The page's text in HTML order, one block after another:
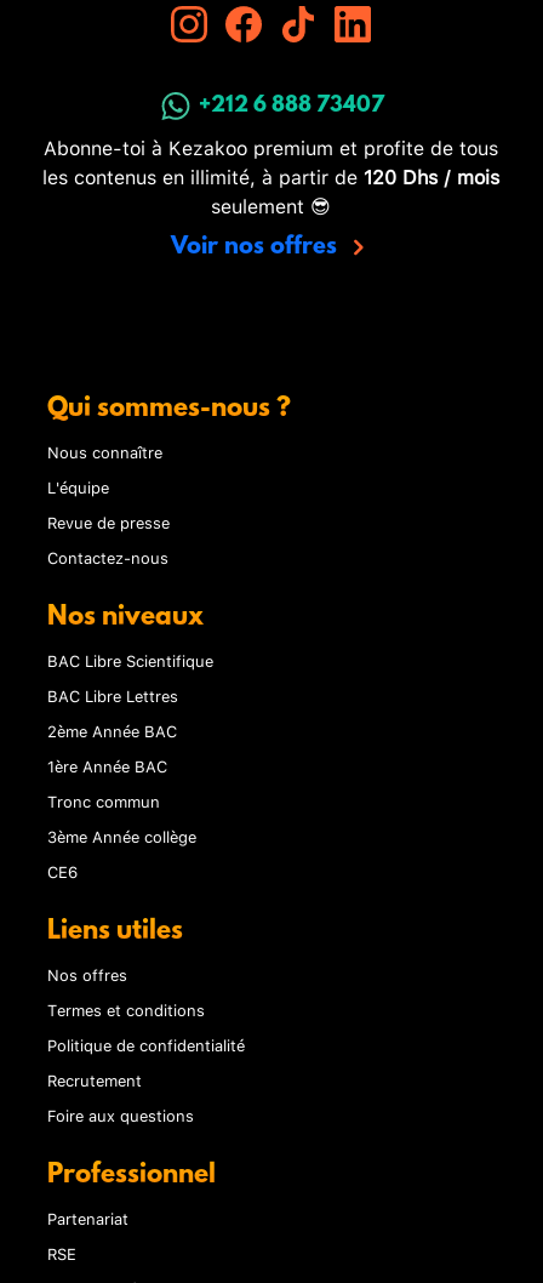
+212 6 888 73407
Abonne-toi à Kezakoo premium et profite de tous
les contenus en illimité, à partir de 120 Dhs / mois
seulement 😎
Voir nos offres
Qui sommes-nous ?
Nous connaître
L'équipe
Revue de presse
Contactez-nous
Nos niveaux
BAC Libre Scientifique
BAC Libre Lettres
2ème Année BAC
1ère Année BAC
Tronc commun
3ème Année collège
CE6
Liens utiles
Nos offres
Termes et conditions
Politique de confidentialité
Recrutement
Foire aux questions
Professionnel
Partenariat
RSE